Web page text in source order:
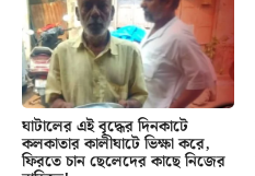
ঘাটালের এই বৃদ্ধের দিনকাটে
কলকাতার কালীঘাটে ভিক্ষা করে,
ফিরতে চান ছেলেদের কাছে নিজের